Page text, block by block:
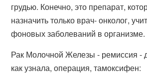
грудью. Конечно, это препарат,
назначить только врач- онколог,
фоновых заболеваний в организме.
Рак Молочной Железы - ремиссия -
как узнала, операция, тамоксифен: